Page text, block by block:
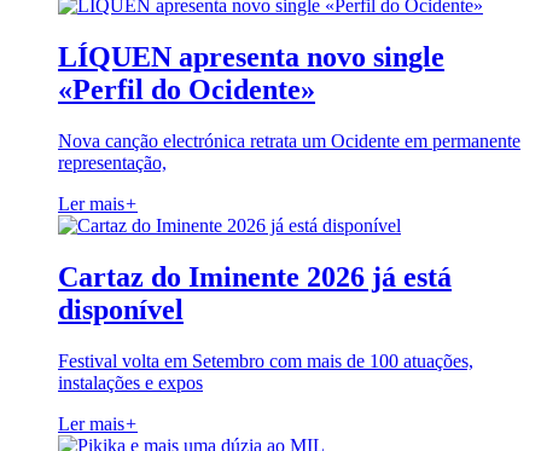
LÍQUEN apresenta novo single
«Perfil do Ocidente»
Nova canção electrónica retrata um Ocidente em permanente
representação,
Ler mais+
Cartaz do Iminente 2026 já está
disponível
Festival volta em Setembro com mais de 100 atuações,
instalações e expos
Ler mais+